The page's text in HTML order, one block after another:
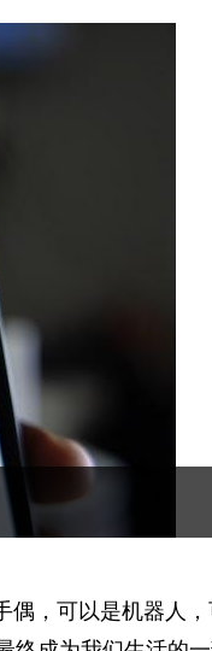
偶，可以是机器人